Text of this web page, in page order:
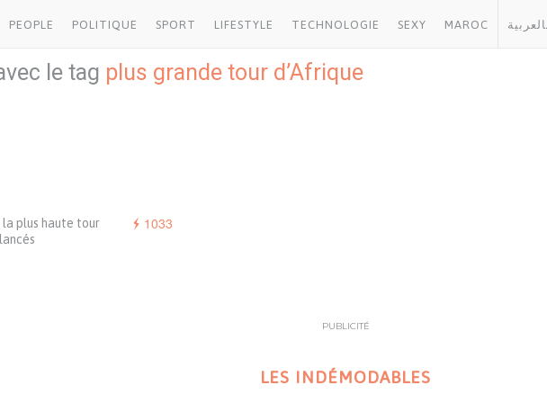
PEOPLE POLITIQUE SPORT LIFESTYLE TECHNOLOGIE SEXY MAROC
le tag plus grande tour d’Afrique
1033
la plus haute tour
PUBLICITÉ
LES INDÉMODABLES